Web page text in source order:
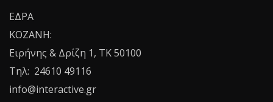
ΕΔΡΑ
ΚΟΖΑΝΗ:
Ειρήνης & Δρίζη 1, ΤΚ 50100
Τηλ: 24610 49116
info@interactive.gr